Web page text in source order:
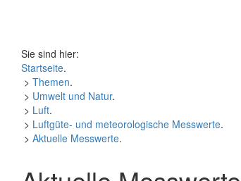
Sie sind hier:
Startseite.
> Themen.
> Umwelt und Natur.
> Luft.
> Luftgüte- und meteorologische Messwerte.
> Aktuelle Messwerte.